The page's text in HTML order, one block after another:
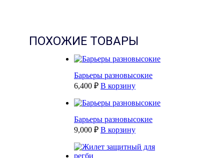
ПОХОЖИЕ ТОВАРЫ
Барьеры разновысокие
6,400 ₽ В корзину
Барьеры разновысокие
9,000 ₽ В корзину